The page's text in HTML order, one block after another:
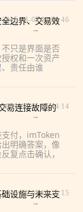
边界、交易效
2026-08-05 01:09:46
→
只是界面是否
权和一次资产
责任由谁
易连接故障的
2026-08-05 05:44:14
→
付，imToken
明确答案，像
复点击确认，
设施与未来支
2026-08-05 10:20:15
→